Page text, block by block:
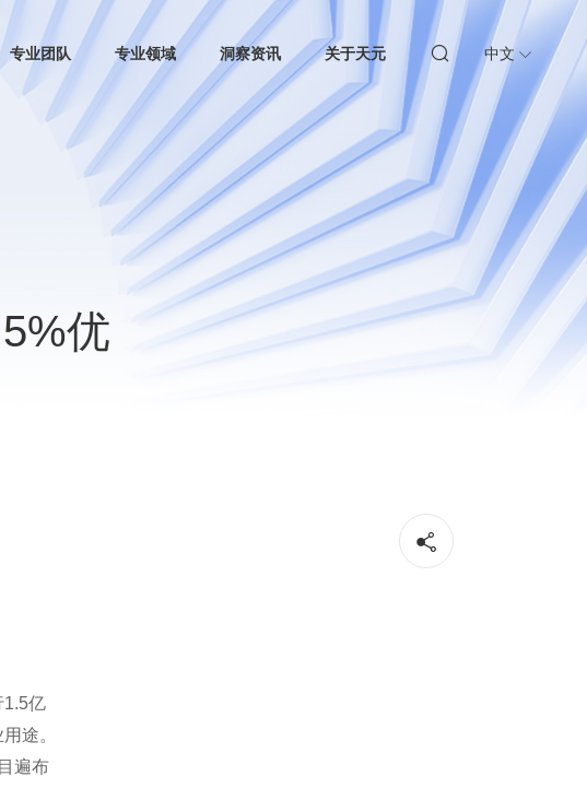
专业团队 专业领域 洞察资讯 关于天元 中文
优
1.5亿
途。
遍布